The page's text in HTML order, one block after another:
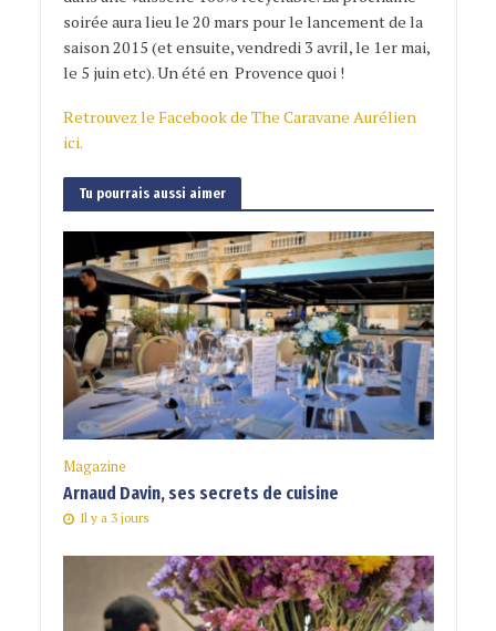
soirée aura lieu le 20 mars pour le lancement de la
saison 2015 (et ensuite, vendredi 3 avril, le 1er mai,
le 5 juin etc). Un été en Provence quoi !
Retrouvez le Facebook de The Caravane Aurélien
ici.
Tu pourrais aussi aimer
Magazine
Arnaud Davin, ses secrets de cuisine
Il y a 3 jours